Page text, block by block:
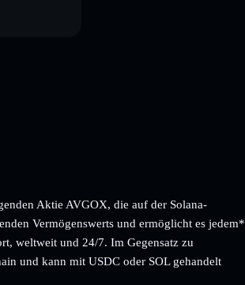
Aktie AVGOX, die auf der Solana-
Vermögenswerts und ermöglicht es jedem*
weltweit und 24/7. Im Gegensatz zu
und kann mit USDC oder SOL gehandelt